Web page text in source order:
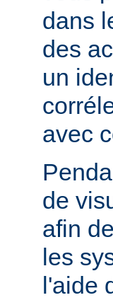
dans
des
un
avec
de
afin
les
l'aide